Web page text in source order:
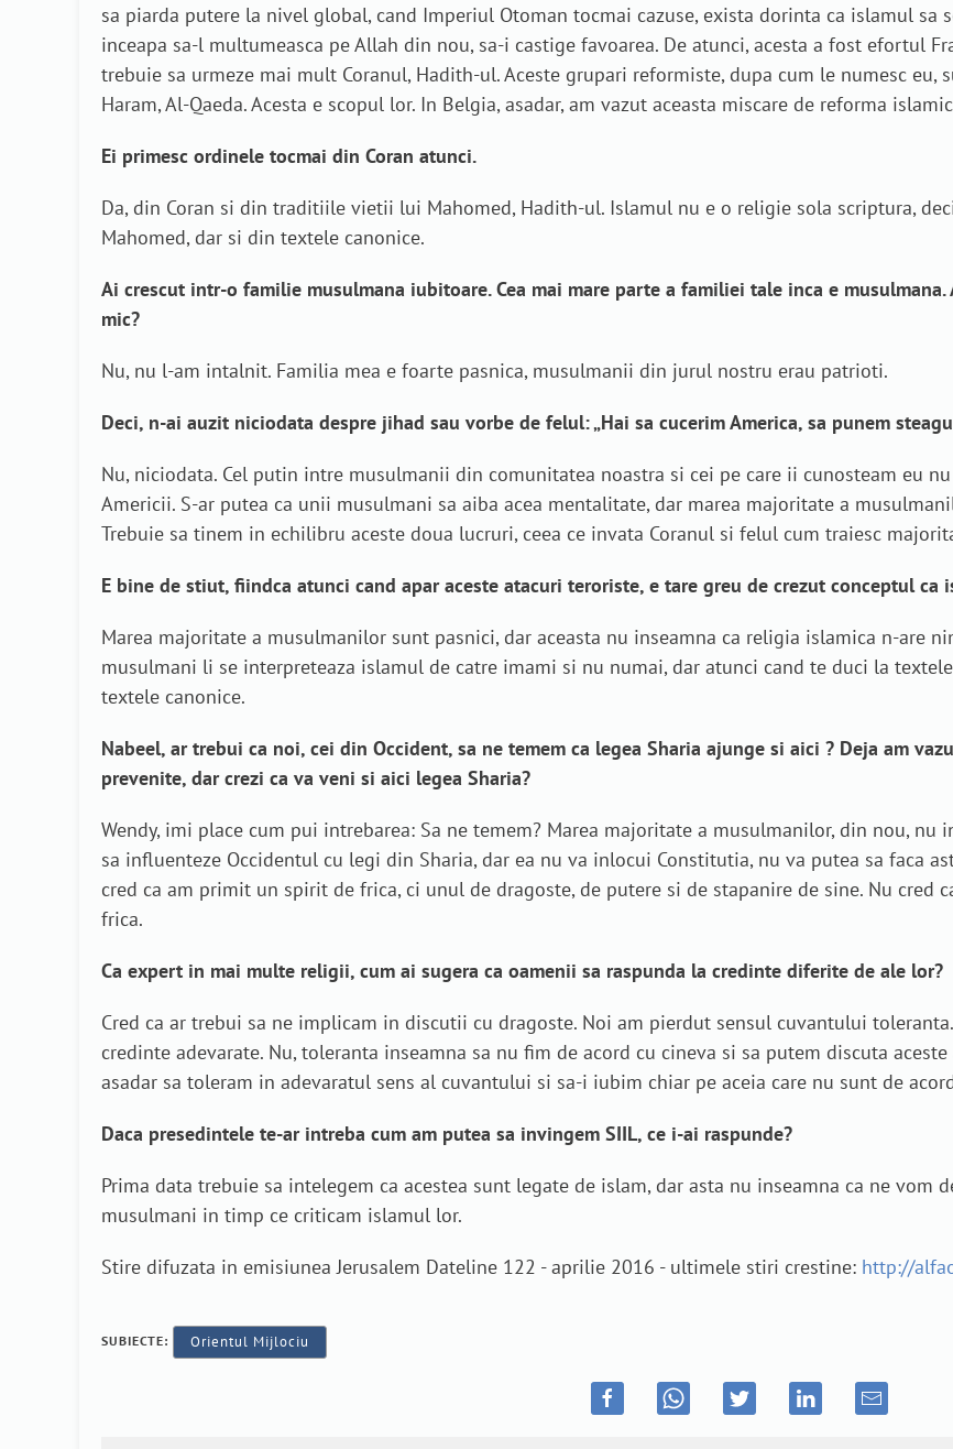
sa piarda putere la nivel global, cand Imperiul Otoman tocmai cazuse, exista dorinta ca islamul sa
inceapa sa-l multumeasca pe Allah din nou, sa-i castige favoarea. De atunci, acesta a fost efortul
trebuie sa urmeze mai mult Coranul, Hadith-ul. Aceste grupari reformiste, dupa cum le numesc eu,
Haram, Al-Qaeda. Acesta e scopul lor. In Belgia, asadar, am vazut aceasta miscare de reforma
Ei primesc ordinele tocmai din Coran atunci.
Da, din Coran si din traditiile vietii lui Mahomed, Hadith-ul. Islamul nu e o religie sola scriptura,
Mahomed, dar si din textele canonice.
Ai crescut intr-o familie musulmana iubitoare. Cea mai mare parte a familiei tale inca e
mic?
Nu, nu l-am intalnit. Familia mea e foarte pasnica, musulmanii din jurul nostru erau patrioti.
Deci, n-ai auzit niciodata despre jihad sau vorbe de felul: „Hai sa cucerim America, sa punem
Nu, niciodata. Cel putin intre musulmanii din comunitatea noastra si cei pe care ii cunosteam eu
Americii. S-ar putea ca unii musulmani sa aiba acea mentalitate, dar marea majoritate a
Trebuie sa tinem in echilibru aceste doua lucruri, ceea ce invata Coranul si felul cum traiesc
E bine de stiut, fiindca atunci cand apar aceste atacuri teroriste, e tare greu de crezut conceptul ca
Marea majoritate a musulmanilor sunt pasnici, dar aceasta nu inseamna ca religia islamica n-are
musulmani li se interpreteaza islamul de catre imami si nu numai, dar atunci cand te duci la
textele canonice.
Nabeel, ar trebui ca noi, cei din Occident, sa ne temem ca legea Sharia ajunge si aici ? Deja am
prevenite, dar crezi ca va veni si aici legea Sharia?
Wendy, imi place cum pui intrebarea: Sa ne temem? Marea majoritate a musulmanilor, din nou, nu
sa influenteze Occidentul cu legi din Sharia, dar ea nu va inlocui Constitutia, nu va putea sa faca
cred ca am primit un spirit de frica, ci unul de dragoste, de putere si de stapanire de sine. Nu cred
frica.
Ca expert in mai multe religii, cum ai sugera ca oamenii sa raspunda la credinte diferite de ale lor?
Cred ca ar trebui sa ne implicam in discutii cu dragoste. Noi am pierdut sensul cuvantului
credinte adevarate. Nu, toleranta inseamna sa nu fim de acord cu cineva si sa putem discuta
asadar sa toleram in adevaratul sens al cuvantului si sa-i iubim chiar pe aceia care nu sunt de
Daca presedintele te-ar intreba cum am putea sa invingem SIIL, ce i-ai raspunde?
Prima data trebuie sa intelegem ca acestea sunt legate de islam, dar asta nu inseamna ca ne
musulmani in timp ce criticam islamul lor.
Stire difuzata in emisiunea Jerusalem Dateline 122 - aprilie 2016 - ultimele stiri crestine: http://
SUBIECTE: Orientul Mijlociu